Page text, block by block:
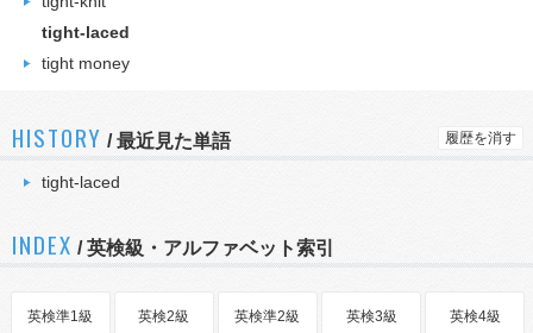
tight-laced
tight money
HISTORY /最近見た単語 履歴を消す
tight-laced
INDEX / 英検級・アルファベット索引
英検準1級 英検2級 英検準2級 英検3級 英検4級